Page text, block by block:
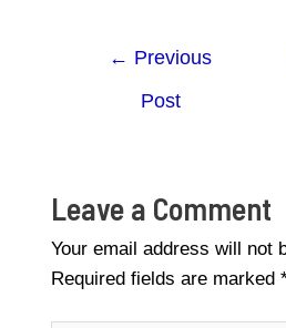
← Previous
Post
Leave a Comment
Your email address will not
Required fields are marked